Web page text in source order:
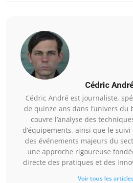
Cédric
Cédric André est journaliste,
de quinze ans dans l’univers du
couvre l’analyse des
d’équipements, ainsi que le
des événements majeurs du
une approche rigoureuse
directe des pratiques et des
Voir tous les